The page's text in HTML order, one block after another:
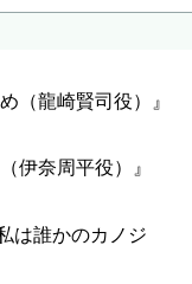
（龍崎賢司役）』
奈周平役）』
は誰かのカノジ